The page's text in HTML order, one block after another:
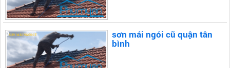
sơn mái ngói cũ quận tân
bình